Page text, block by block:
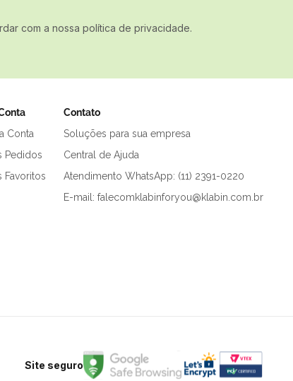
com a nossa política de privacidade.
Conta
Pedidos
Favoritos
Contato
Soluções para sua empresa
Central de Ajuda
Atendimento WhatsApp: (11) 2391-0220
E-mail: falecomklabinforyou@klabin.com.br
Site seguro